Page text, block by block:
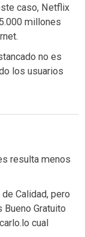
caso, Netflix
millones
no es
los usuarios
resulta menos
Calidad, pero
Bueno Gratuito
cual